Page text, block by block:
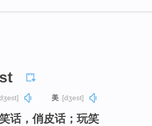
美 [dʒest]
话，俏皮话；玩笑